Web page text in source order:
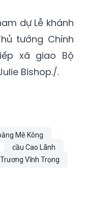
dự án, người
trình cầu đi
dự Lễ khánh
tướng Chính
Bishop./.